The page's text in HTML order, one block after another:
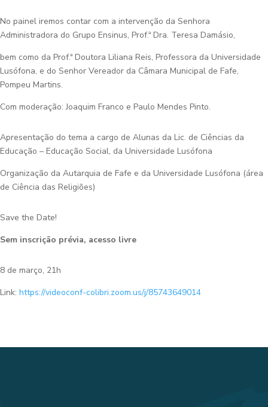
No painel iremos contar com a intervenção da Senhora
Administradora do Grupo Ensinus, Prof.ª Dra. Teresa Damásio,
bem como da Prof.ª Doutora Liliana Reis, Professora da Universidade
Lusófona, e do Senhor Vereador da Câmara Municipal de Fafe,
Pompeu Martins.
Com moderação: Joaquim Franco e Paulo Mendes Pinto.
Apresentação do tema a cargo de Alunas da Lic. de Ciências da
Educação – Educação Social, da Universidade Lusófona
Organização da Autarquia de Fafe e da Universidade Lusófona (área
de Ciência das Religiões)
Save the Date!
Sem inscrição prévia, acesso livre
8 de março, 21h
Link: https://videoconf-colibri.zoom.us/j/85743649014